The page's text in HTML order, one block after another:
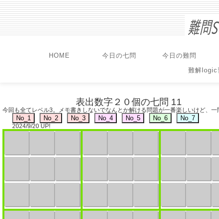
HOME 今日の七問
今日の難問
難解logic
表出数字２０個の七問 11
今回も全てレベル3。メモ書きしないでなんとか解ける問題が一番楽しいけど、
2024/9/20 UP!